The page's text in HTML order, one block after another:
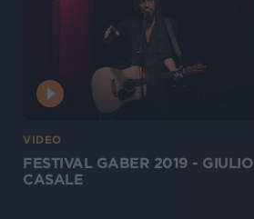
VIDEO
FESTIVAL GABER 2019 - GIULIO
CASALE